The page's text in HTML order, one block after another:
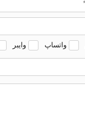
واتساپ وایبر